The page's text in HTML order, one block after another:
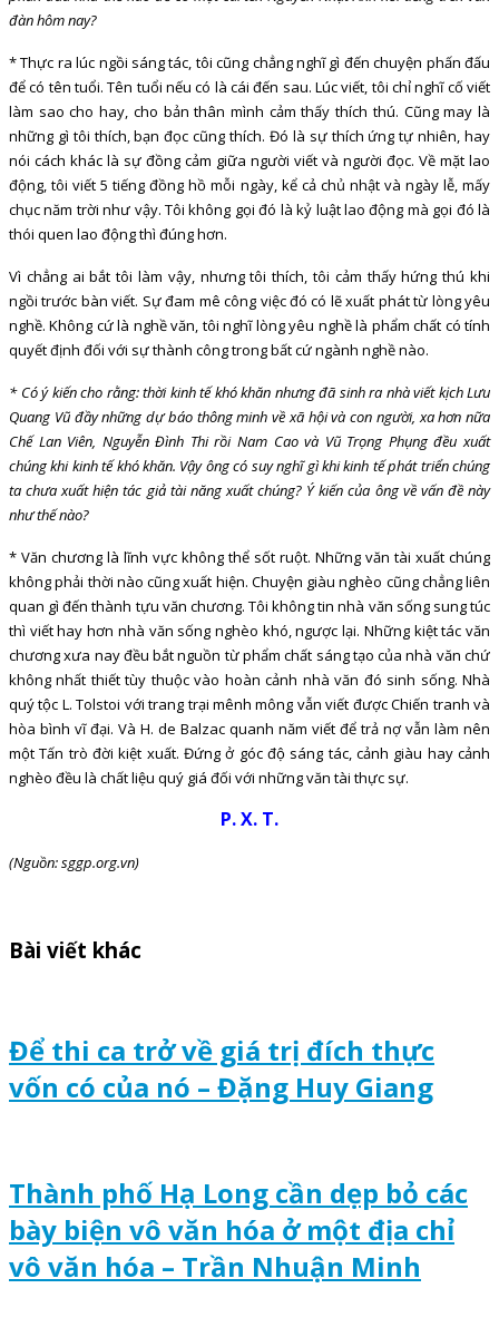
đàn hôm nay?
* Thực ra lúc ngồi sáng tác, tôi cũng chẳng nghĩ gì đến chuyện phấn đấu
để có tên tuổi. Tên tuổi nếu có là cái đến sau. Lúc viết, tôi chỉ nghĩ cố viết
làm sao cho hay, cho bản thân mình cảm thấy thích thú. Cũng may là
những gì tôi thích, bạn đọc cũng thích. Đó là sự thích ứng tự nhiên, hay
nói cách khác là sự đồng cảm giữa người viết và người đọc. Về mặt lao
động, tôi viết 5 tiếng đồng hồ mỗi ngày, kể cả chủ nhật và ngày lễ, mấy
chục năm trời như vậy. Tôi không gọi đó là kỷ luật lao động mà gọi đó là
thói quen lao động thì đúng hơn.
Vì chẳng ai bắt tôi làm vậy, nhưng tôi thích, tôi cảm thấy hứng thú khi
ngồi trước bàn viết. Sự đam mê công việc đó có lẽ xuất phát từ lòng yêu
nghề. Không cứ là nghề văn, tôi nghĩ lòng yêu nghề là phẩm chất có tính
quyết định đối với sự thành công trong bất cứ ngành nghề nào.
* Có ý kiến cho rằng: thời kinh tế khó khăn nhưng đã sinh ra nhà viết kịch Lưu
Quang Vũ đầy những dự báo thông minh về xã hội và con người, xa hơn nữa
Chế Lan Viên, Nguyễn Đình Thi rồi Nam Cao và Vũ Trọng Phụng đều xuất
chúng khi kinh tế khó khăn. Vậy ông có suy nghĩ gì khi kinh tế phát triển chúng
ta chưa xuất hiện tác giả tài năng xuất chúng? Ý kiến của ông về vấn đề này
như thế nào?
* Văn chương là lĩnh vực không thể sốt ruột. Những văn tài xuất chúng
không phải thời nào cũng xuất hiện. Chuyện giàu nghèo cũng chẳng liên
quan gì đến thành tựu văn chương. Tôi không tin nhà văn sống sung túc
thì viết hay hơn nhà văn sống nghèo khó, ngược lại. Những kiệt tác văn
chương xưa nay đều bắt nguồn từ phẩm chất sáng tạo của nhà văn chứ
không nhất thiết tùy thuộc vào hoàn cảnh nhà văn đó sinh sống. Nhà
quý tộc L. Tolstoi với trang trại mênh mông vẫn viết được Chiến tranh và
hòa bình vĩ đại. Và H. de Balzac quanh năm viết để trả nợ vẫn làm nên
một Tấn trò đời kiệt xuất. Đứng ở góc độ sáng tác, cảnh giàu hay cảnh
nghèo đều là chất liệu quý giá đối với những văn tài thực sự.
P. X. T.
(Nguồn: sggp.org.vn)
Bài viết khác
Để thi ca trở về giá trị đích thực
vốn có của nó – Đặng Huy Giang
Thành phố Hạ Long cần dẹp bỏ các
bày biện vô văn hóa ở một địa chỉ
vô văn hóa – Trần Nhuận Minh